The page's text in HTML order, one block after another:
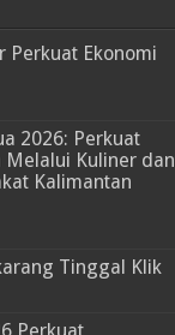
Perkuat Ekonomi
2026: Perkuat
Melalui Kuliner dan
Kalimantan
Tinggal Klik